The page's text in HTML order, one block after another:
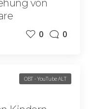
von
0 0
OBT - YouTube ALT